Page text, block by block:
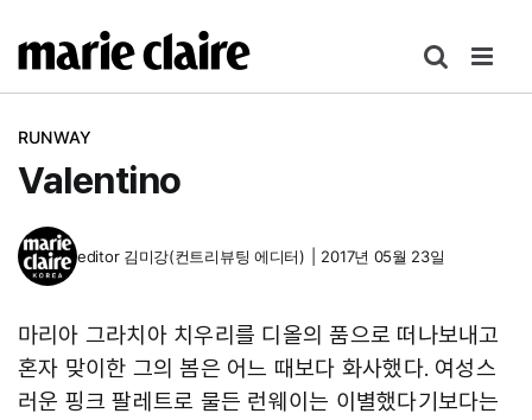
텐
너
RUNWAY
Valentino
editor 김미강(컨트리뷰팅 에디터) 2017년 05월 23일
마리아 그라치아 치우리를 디올의 품으로 떠나보내고
혼자 맞이한 그의 봄은 어느 때보다 화사했다. 여성스
러운 핑크 팔레트로 물든 런웨이는 이별했다기보다는